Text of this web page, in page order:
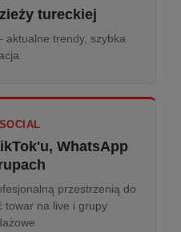
tureckiej
aktualne trendy, szybka
WhatsApp
przestrzenią do
towar na live i grupy